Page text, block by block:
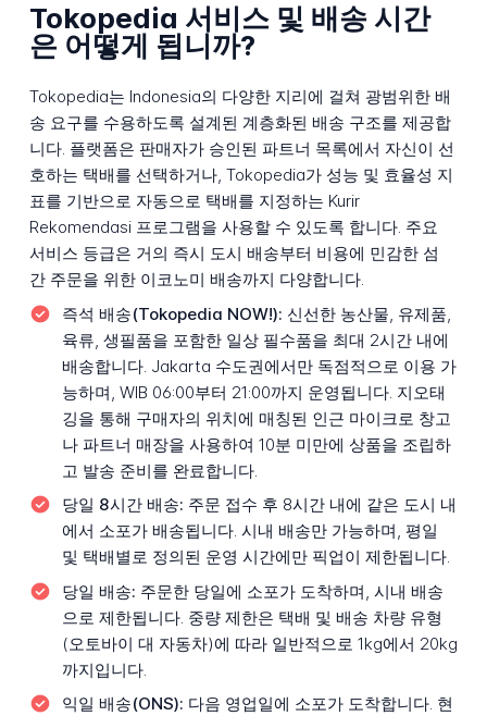
Tokopedia 서비스 및 배송 시간
은 어떻게 됩니까?
Tokopedia는 Indonesia의 다양한 지리에 걸쳐 광범위한 배
송 요구를 수용하도록 설계된 계층화된 배송 구조를 제공합
니다. 플랫폼은 판매자가 승인된 파트너 목록에서 자신이 선
호하는 택배를 선택하거나, Tokopedia가 성능 및 효율성 지
표를 기반으로 자동으로 택배를 지정하는 Kurir
Rekomendasi 프로그램을 사용할 수 있도록 합니다. 주요
서비스 등급은 거의 즉시 도시 배송부터 비용에 민감한 섬
간 주문을 위한 이코노미 배송까지 다양합니다.
즉석 배송(Tokopedia NOW!): 신선한 농산물, 유제품,
육류, 생필품을 포함한 일상 필수품을 최대 2시간 내에
배송합니다. Jakarta 수도권에서만 독점적으로 이용 가
능하며, WIB 06:00부터 21:00까지 운영됩니다. 지오태
깅을 통해 구매자의 위치에 매칭된 인근 마이크로 창고
나 파트너 매장을 사용하여 10분 미만에 상품을 조립하
고 발송 준비를 완료합니다.
당일 8시간 배송: 주문 접수 후 8시간 내에 같은 도시 내
에서 소포가 배송됩니다. 시내 배송만 가능하며, 평일
및 택배별로 정의된 운영 시간에만 픽업이 제한됩니다.
당일 배송: 주문한 당일에 소포가 도착하며, 시내 배송
으로 제한됩니다. 중량 제한은 택배 및 배송 차량 유형
(오토바이 대 자동차)에 따라 일반적으로 1kg에서 20kg
까지입니다.
익일 배송(ONS): 다음 영업일에 소포가 도착합니다. 현